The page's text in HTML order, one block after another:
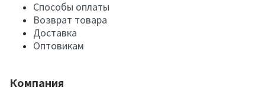
Способы оплаты
Возврат товара
Доставка
Оптовикам
Компания